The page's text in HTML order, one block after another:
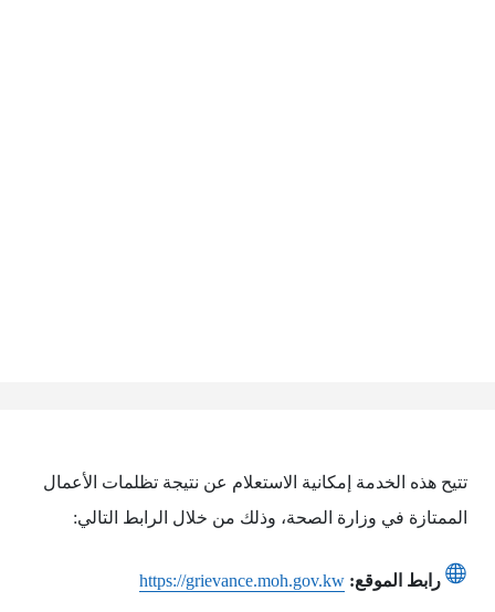
تتيح هذه الخدمة إمكانية الاستعلام عن نتيجة تظلمات الأعمال
الممتازة في وزارة الصحة، وذلك من خلال الرابط التالي:
رابط الموقع: https://grievance.moh.gov.kw